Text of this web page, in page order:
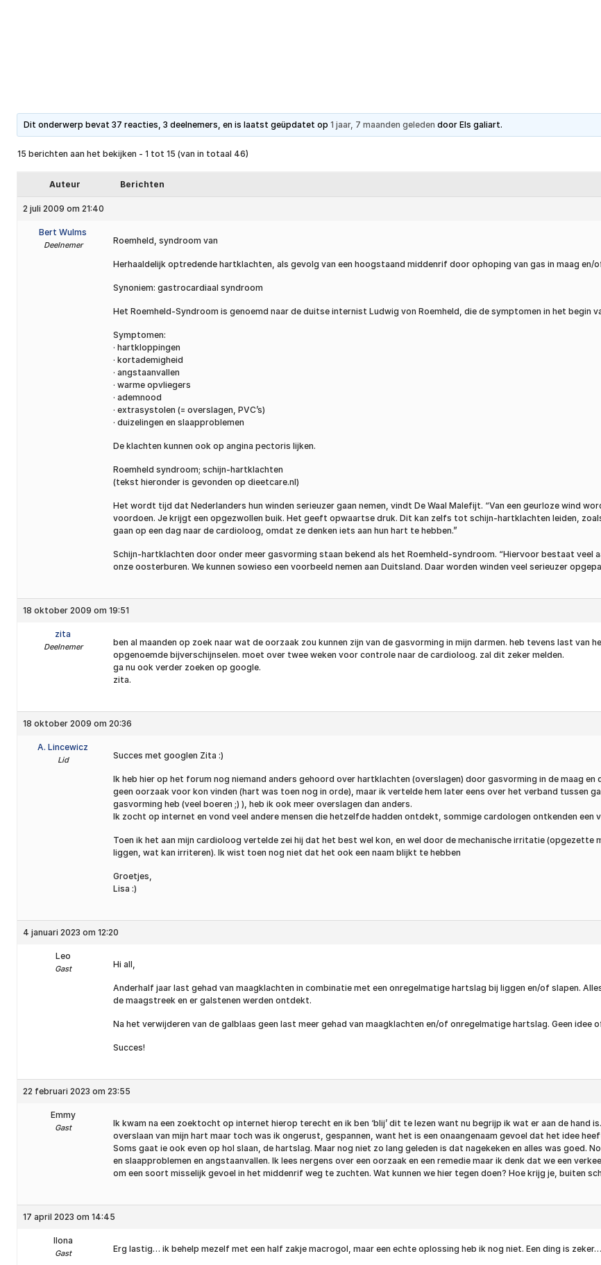
Dit onderwerp bevat 37 reacties, 3 deelnemers, en is laatst geüpdatet op1 jaar, 7 maanden geleden doorEls galiart.
15 berichten aan het bekijken - 1 tot 15 (van in totaal 46)
Auteur Berichten
2 juli 2009 om 21:40
Bert Wulms
Deelnemer Roemheld, syndroom van
Herhaaldelijk optredende hartklachten, als gevolg van een hoogstaand middenrif door ophoping van gas in maag en/
Synoniem: gastrocardiaal syndroom
Het Roemheld-Syndroom is genoemd naar de duitse internist Ludwig von Roemheld, die de symptomen in het begin
Symptomen:
· hartkloppingen
· kortademigheid
· angstaanvallen
· warme opvliegers
· ademnood
· extrasystolen (= overslagen, PVC’s)
· duizelingen en slaapproblemen
De klachten kunnen ook op angina pectoris lijken.
Roemheld syndroom; schijn-hartklachten
(tekst hieronder is gevonden op dieetcare.nl)
Het wordt tijd dat Nederlanders hun winden serieuzer gaan nemen, vindt De Waal Malefijt. “Van een geurloze wind
voordoen. Je krijgt een opgezwollen buik. Het geeft opwaartse druk. Dit kan zelfs tot schijn-hartklachten leiden,
gaan op een dag naar de cardioloog, omdat ze denken iets aan hun hart te hebben.”
Schijn-hartklachten door onder meer gasvorming staan bekend als het Roemheld-syndroom. “Hiervoor bestaat veel
onze oosterburen. We kunnen sowieso een voorbeeld nemen aan Duitsland. Daar worden winden veel serieuzer
18 oktober 2009 om 19:51
zita
Deelnemer
ben al maanden op zoek naar wat de oorzaak zou kunnen zijn van de gasvorming in mijn darmen. heb tevens last van
opgenoemde bijverschijnselen. moet over twee weken voor controle naar de cardioloog. zal dit zeker melden.
ga nu ook verder zoeken op google.
zita.
18 oktober 2009 om 20:36
A. Lincewicz
Lid Succes met googlen Zita :)
Ik heb hier op het forum nog niemand anders gehoord over hartklachten (overslagen) door gasvorming in de maag
geen oorzaak voor kon vinden (hart was toen nog in orde), maar ik vertelde hem later eens over het verband tussen
gasvorming heb (veel boeren ;) ), heb ik ook meer overslagen dan anders.
Ik zocht op internet en vond veel andere mensen die hetzelfde hadden ontdekt, sommige cardologen ontkenden een
Toen ik het aan mijn cardioloog vertelde zei hij dat het best wel kon, en wel door de mechanische irritatie
liggen, wat kan irriteren). Ik wist toen nog niet dat het ook een naam blijkt te hebben
Groetjes,
Lisa :)
4 januari 2023 om 12:20
Leo
Gast Hi all,
Anderhalf jaar last gehad van maagklachten in combinatie met een onregelmatige hartslag bij liggen en/of slapen.
de maagstreek en er galstenen werden ontdekt.
Na het verwijderen van de galblaas geen last meer gehad van maagklachten en/of onregelmatige hartslag. Geen idee
Succes!
22 februari 2023 om 23:55
Emmy
Gast
Ik kwam na een zoektocht op internet hierop terecht en ik ben ‘blij’ dit te lezen want nu begrijp ik wat er aan de hand
overslaan van mijn hart maar toch was ik ongerust, gespannen, want het is een onaangenaam gevoel dat het idee
Soms gaat ie ook even op hol slaan, de hartslag. Maar nog niet zo lang geleden is dat nagekeken en alles was goed.
en slaapproblemen en angstaanvallen. Ik lees nergens over een oorzaak en een remedie maar ik denk dat we een
om een soort misselijk gevoel in het middenrif weg te zuchten. Wat kunnen we hier tegen doen? Hoe krijg je, buiten
17 april 2023 om 14:45
Ilona
Gast Erg lastig… ik behelp mezelf met een half zakje macrogol, maar een echte oplossing heb ik nog niet. Een ding is zeker…